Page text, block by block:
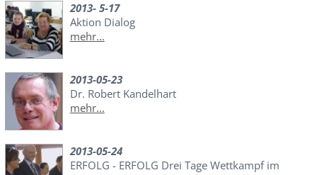
2013- 5-17
Aktion Dialog
mehr...
2013-05-23
Dr. Robert Kandelhart
mehr...
2013-05-24
ERFOLG - ERFOLG Drei Tage Wettkampf im